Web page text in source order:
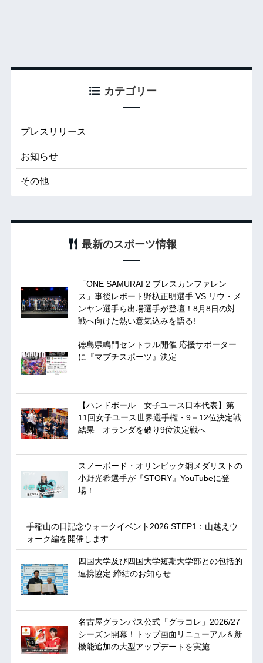
カテゴリー
プレスリリース
お知らせ
その他
最新のスポーツ情報
「ONE SAMURAI 2 プレスカンファレン
ス」事後レポート野杁正明選手 VS リウ・メ
ンヤン選手ら出場選手が登壇！8月8日の対
戦へ向けた熱い意気込みを語る!
徳島県鳴門セントラル開催 応援サポーター
に『マブチスポーツ』決定
【ハンドボール 女子ユース日本代表】第
11回女子ユース世界選手権・9－12位決定戦
結果 オランダを破り9位決定戦へ
スノーボード・オリンピック銅メダリストの
小野光希選手が『STORY』YouTubeに登
場！
手稲山の日記念ウォークイベント2026 STEP1：山越えウ
ォーク編を開催します
四国大学及び四国大学短期大学部との包括的
連携協定 締結のお知らせ
名古屋グランパス公式「グラコレ」2026/27
シーズン開幕！トップ画面リニューアル＆新
機能追加の大型アップデートを実施